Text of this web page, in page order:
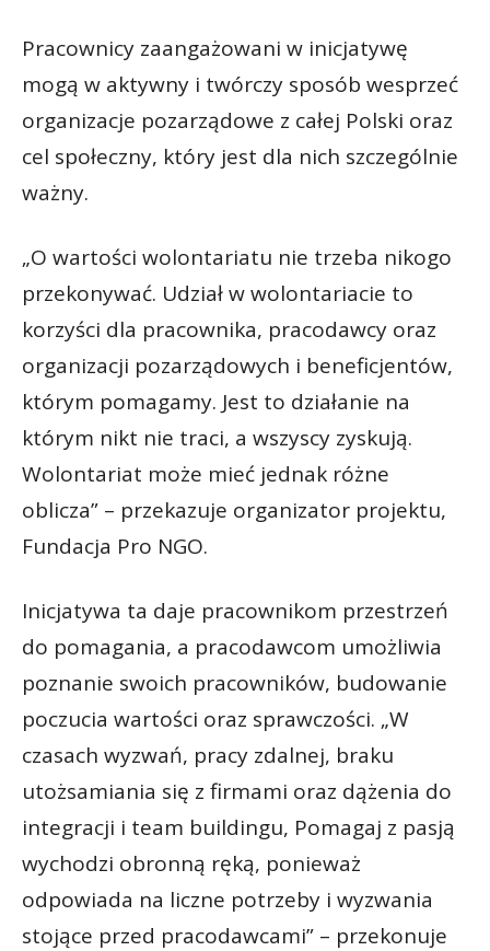
Pracownicy zaangażowani w inicjatywę
mogą w aktywny i twórczy sposób wesprzeć
organizacje pozarządowe z całej Polski oraz
cel społeczny, który jest dla nich szczególnie
ważny.
„O wartości wolontariatu nie trzeba nikogo
przekonywać. Udział w wolontariacie to
korzyści dla pracownika, pracodawcy oraz
organizacji pozarządowych i beneficjentów,
którym pomagamy. Jest to działanie na
którym nikt nie traci, a wszyscy zyskują.
Wolontariat może mieć jednak różne
oblicza” – przekazuje organizator projektu,
Fundacja Pro NGO.
Inicjatywa ta daje pracownikom przestrzeń
do pomagania, a pracodawcom umożliwia
poznanie swoich pracowników, budowanie
poczucia wartości oraz sprawczości. „W
czasach wyzwań, pracy zdalnej, braku
utożsamiania się z firmami oraz dążenia do
integracji i team buildingu, Pomagaj z pasją
wychodzi obronną ręką, ponieważ
odpowiada na liczne potrzeby i wyzwania
stojące przed pracodawcami” – przekonuje